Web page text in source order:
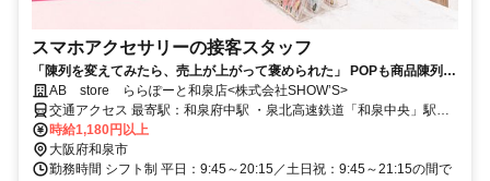
スマホアクセサリーの接客スタッフ
「陳列を変えてみたら、売上が上がって褒められた」 POPも商品陳列
も、PRも自分流に。 裁量をもってマネジメント経験がつく！ 売場作り
を任せる店舗運営
AB store ららぽーと和泉店<株式会社SHOW’S>
交通アクセス 最寄駅：和泉府中駅 ・泉北高速鉄道「和泉中央」駅よ
り南海バス⑤番のりばより乗車「ららぽーと和泉前」にて降車 所要
時間：約15分 ・JR阪和線「和泉府中」駅より南海バス①番のりばよ
り乗車「和泉中央駅」経由で「ららぽーと和泉前」にて降車 所要時
時給1,180円以上
大阪府和泉市
勤務時間 シフト制 平日：9:45～20:15／土日祝：9:45～21:15の間で